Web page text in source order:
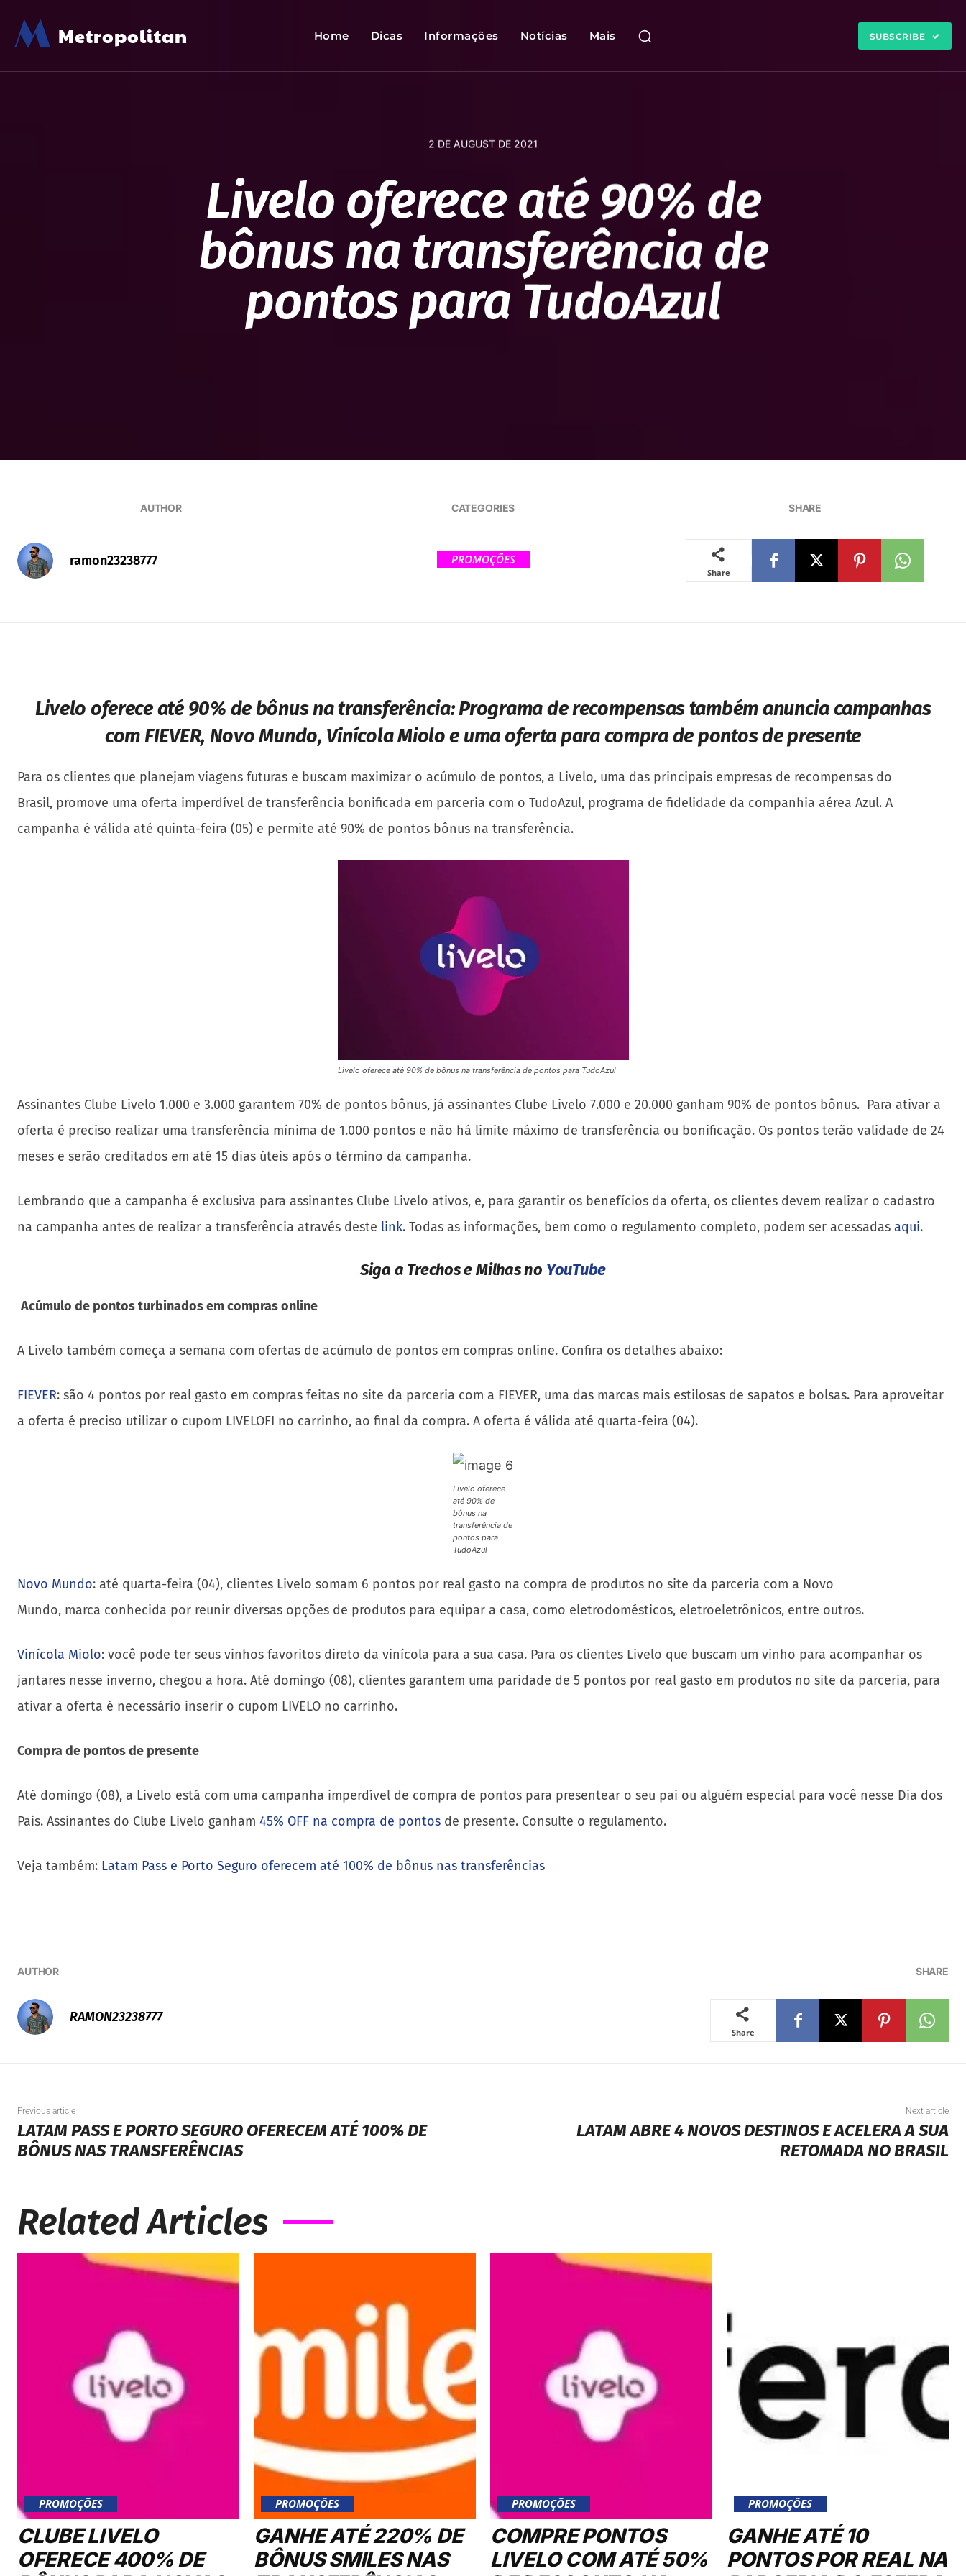
M Metropolitan Home Dicas Informações Notícias Mais SUBSCRIBE
2 DE AUGUST DE 2021
Livelo oferece até 90% de
bônus na transferência de
pontos para TudoAzul
AUTHOR
ramon23238777
CATEGORIES
PROMOÇÕES
SHARE
Share
Livelo oferece até 90% de bônus na transferência:Programa de recompensas também anuncia campanhas
com FIEVER, Novo Mundo, Vinícola Miolo e uma oferta para compra de pontos de presente
Para os clientes que planejam viagens futuras e buscam maximizar o acúmulo de pontos, a Livelo, uma das principais empresas de recompensas do
Brasil, promove uma oferta imperdível de transferência bonificada em parceria com o TudoAzul, programa de fidelidade da companhia aérea Azul. A
campanha é válida até quinta-feira (05) e permite até 90% de pontos bônus na transferência.
Livelo oferece até 90% de bônus na transferência de pontos para TudoAzul
Assinantes Clube Livelo 1.000 e 3.000 garantem 70% de pontos bônus, já assinantes Clube Livelo 7.000 e 20.000 ganham 90% de pontos bônus. Para ativar a
oferta é preciso realizar uma transferência mínima de 1.000 pontos e não há limite máximo de transferência ou bonificação. Os pontos terão validade de 24
meses e serão creditados em até 15 dias úteis após o término da campanha.
Lembrando que a campanha é exclusiva para assinantes Clube Livelo ativos, e, para garantir os benefícios da oferta, os clientes devem realizar o cadastro
na campanha antes de realizar a transferência através deste link. Todas as informações, bem como o regulamento completo, podem ser acessadas aqui.
Siga a Trechos e Milhas no YouTube
Acúmulo de pontos turbinados em compras online
A Livelo também começa a semana com ofertas de acúmulo de pontos em compras online. Confira os detalhes abaixo:
FIEVER: são 4 pontos por real gasto em compras feitas no site da parceria com a FIEVER, uma das marcas mais estilosas de sapatos e bolsas. Para aproveitar
a oferta é preciso utilizar o cupom LIVELOFI no carrinho, ao final da compra. A oferta é válida até quarta-feira (04).
Livelo oferece
até 90% de
bônus na
transferência de
pontos para
TudoAzul
Novo Mundo: até quarta-feira (04), clientes Livelo somam 6 pontos por real gasto na compra de produtos no site da parceria com a Novo
Mundo, marca conhecida por reunir diversas opções de produtos para equipar a casa, como eletrodomésticos, eletroeletrônicos, entre outros.
Vinícola Miolo: você pode ter seus vinhos favoritos direto da vinícola para a sua casa. Para os clientes Livelo que buscam um vinho para acompanhar os
jantares nesse inverno, chegou a hora. Até domingo (08), clientes garantem uma paridade de 5 pontos por real gasto em produtos no site da parceria, para
ativar a oferta é necessário inserir o cupom LIVELO no carrinho.
Compra de pontos de presente
Até domingo (08), a Livelo está com uma campanha imperdível de compra de pontos para presentear o seu pai ou alguém especial para você nesse Dia dos
Pais. Assinantes do Clube Livelo ganham 45% OFF na compra de pontos de presente. Consulte o regulamento.
Veja também: Latam Pass e Porto Seguro oferecem até 100% de bônus nas transferências
AUTHOR
RAMON23238777
SHARE
Share
Previous article
LATAM PASS E PORTO SEGURO OFERECEM ATÉ 100% DE
BÔNUS NAS TRANSFERÊNCIAS
Next article
LATAM ABRE 4 NOVOS DESTINOS E ACELERA A SUA
RETOMADA NO BRASIL
Related Articles
PROMOÇÕES
CLUBE LIVELO
OFERECE 400% DE
PROMOÇÕES
GANHE ATÉ 220% DE
BÔNUS SMILES NAS
PROMOÇÕES
COMPRE PONTOS
LIVELO COM ATÉ 50%
PROMOÇÕES
GANHE ATÉ 10
PONTOS POR REAL NA